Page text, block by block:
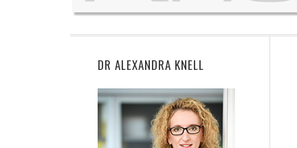
DR ALEXANDRA KNELL